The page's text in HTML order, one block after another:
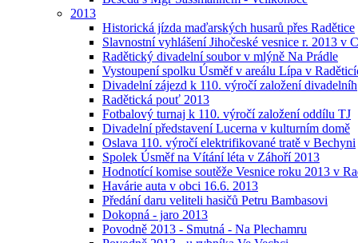
2013
Historická jízda maďarských husarů přes Radětice
Slavnostní vyhlášení Jihočeské vesnice r. 2013 v C
Radětický divadelní soubor v mlýně Na Prádle
Vystoupení spolku Úsměf v areálu Lípa v
Divadelní zájezd k 110. výročí založení divadelníh
Radětická pouť 2013
Fotbalový turnaj k 110. výročí založení oddílu TJ
Divadelní představení Lucerna v kulturním domě
Oslava 110. výročí elektrifikované tratě v Bechyni
Spolek Úsměf na Vítání léta v Záhoří 2013
Hodnotící komise soutěže Vesnice roku 2013 v
Havárie auta v obci 16.6. 2013
Předání daru veliteli hasičů Petru Bambasovi
Dokopná - jaro 2013
Povodně 2013 - Smutná - Na Plechamru